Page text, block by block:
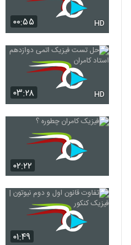
۰۰:۵۵ HD
۰۳:۲۸ HD
۰۲:۲۲
۰۱:۴۹